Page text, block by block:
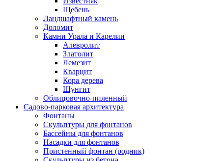
Щебень
Ландшафтный камень
Доломит
Камни Урала и Карелии
Алевролит
Златолит
Лемезит
Кварцит
Кора дерева
Шунгит
Облицовочно-пиленный
Садово-парковая архитектура
Фонтаны
Скульптуры для фонтанов
Бассейны для фонтанов
Насадки для фонтанов
Пристенный фонтан (родник)